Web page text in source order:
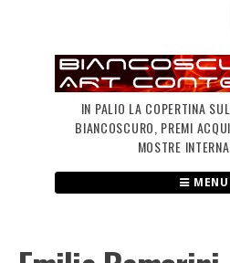
IN PALIO LA COPERTINA
BIANCOSCURO, PREMI
MOSTRE
MENU